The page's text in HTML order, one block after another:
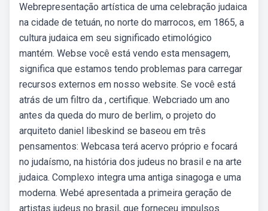
Webrepresentação artística de uma celebração judaica
na cidade de tetuán, no norte do marrocos, em 1865, a
cultura judaica em seu significado etimológico
mantém. Webse você está vendo esta mensagem,
significa que estamos tendo problemas para carregar
recursos externos em nosso website. Se você está
atrás de um filtro da , certifique. Webcriado um ano
antes da queda do muro de berlim, o projeto do
arquiteto daniel libeskind se baseou em três
pensamentos: Webcasa terá acervo próprio e focará
no judaísmo, na história dos judeus no brasil e na arte
judaica. Complexo integra uma antiga sinagoga e uma
moderna. Webé apresentada a primeira geração de
artistas judeus no brasil, que forneceu impulsos